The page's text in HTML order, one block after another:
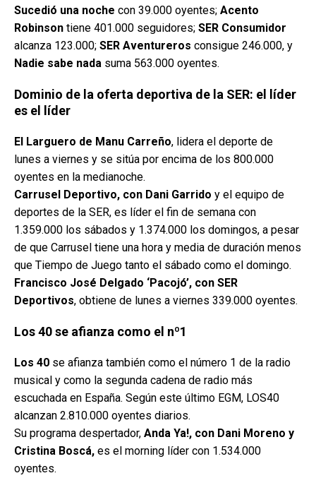
Sucedió una noche con 39.000 oyentes; Acento
Robinson tiene 401.000 seguidores; SER Consumidor
alcanza 123.000; SER Aventureros consigue 246.000, y
Nadie sabe nada suma 563.000 oyentes.
Dominio de la oferta deportiva de la SER: el líder
es el líder
El Larguero de Manu Carreño, lidera el deporte de
lunes a viernes y se sitúa por encima de los 800.000
oyentes en la medianoche.
Carrusel Deportivo, con Dani Garrido y el equipo de
deportes de la SER, es líder el fin de semana con
1.359.000 los sábados y 1.374.000 los domingos, a pesar
de que Carrusel tiene una hora y media de duración menos
que Tiempo de Juego tanto el sábado como el domingo.
Francisco José Delgado ‘Pacojó’, con SER
Deportivos, obtiene de lunes a viernes 339.000 oyentes.
Los 40 se afianza como el nº1
Los 40 se afianza también como el número 1 de la radio
musical y como la segunda cadena de radio más
escuchada en España. Según este último EGM, LOS40
alcanzan 2.810.000 oyentes diarios.
Su programa despertador, Anda Ya!, con Dani Moreno y
Cristina Boscá, es el morning líder con 1.534.000
oyentes.